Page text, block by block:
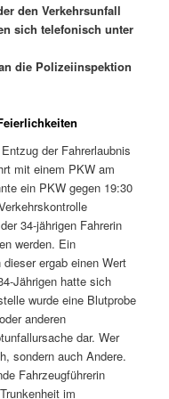
den Verkehrsunfall
sich telefonisch unter
die Polizeiinspektion
der Fahrerlaubnis
mit einem PKW am
ein PKW gegen 19:30
34-jährigen Fahrerin
werden. Ein
ergab einen Wert
Jährigen hatte sich
wurde eine Blutprobe
anderen
dar. Wer
sondern auch Andere.
Fahrzeugführerin
im